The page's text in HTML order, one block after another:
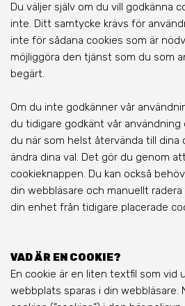
Du väljer själv om du vill godkänna
inte. Ditt samtycke krävs för
inte för sådana cookies som är
möjliggöra den tjänst som du som
begärt.
Om du inte godkänner vår
du tidigare godkänt vår användning
du när som helst återvända till dina
ändra dina val. Det gör du genom
cookieknappen. Du kan också
din webbläsare och manuellt
din enhet från tidigare placerade
VAD ÄR EN COOKIE?
En cookie är en liten textfil som vid
webbplats sparas i din webbläsare.